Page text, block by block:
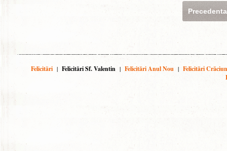
Precedenta
Felicitări | Felicitări Sf. Valentin | Felicitări Anul Nou | Felicitări